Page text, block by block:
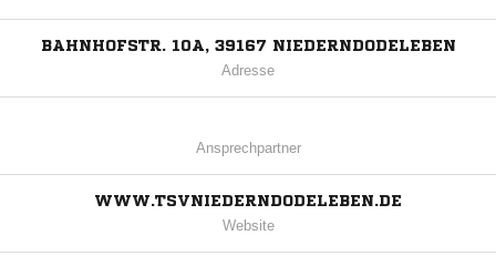
BAHNHOFSTR. 10A, 39167 NIEDERNDODELEBEN
Adresse
Ansprechpartner
WWW.TSVNIEDERNDODELEBEN.DE
Website